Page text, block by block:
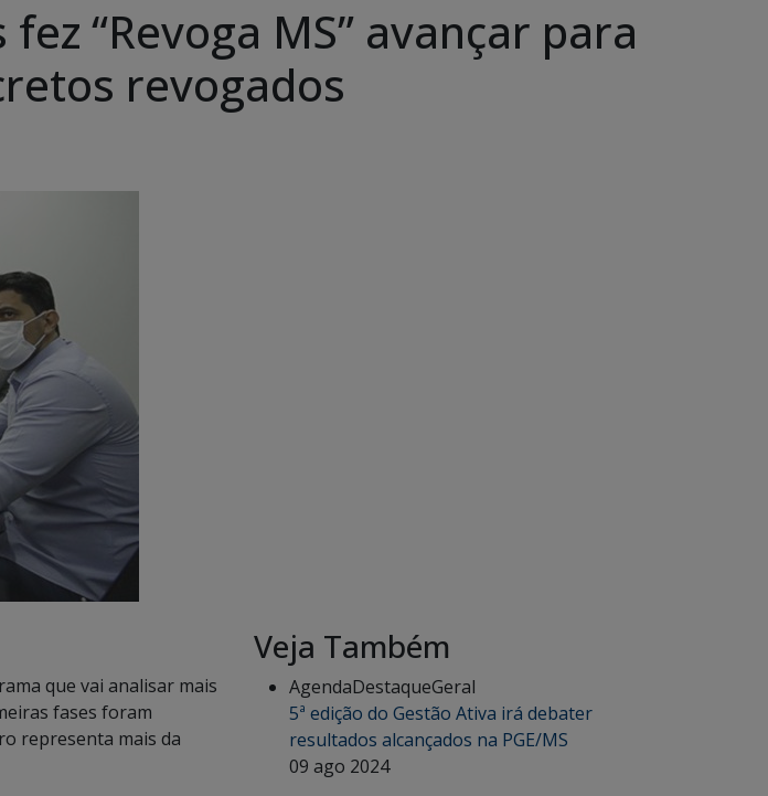
“Revoga MS” avançar para
revogados
que vai analisar mais
fases foram
representa mais da
Veja Também
AgendaDestaqueGeral
5ª edição do Gestão Ativa irá debater
resultados alcançados na PGE/MS
09 ago 2024